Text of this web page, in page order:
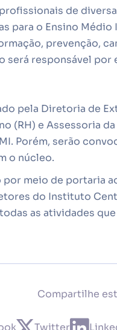
de
para o Ensino
prevenção,
será responsável
pela Diretoria de
(RH) e Assessoria
Porém, serão
o núcleo.
meio de portaria
do Instituto
as atividades
Compartilhe
Twitter